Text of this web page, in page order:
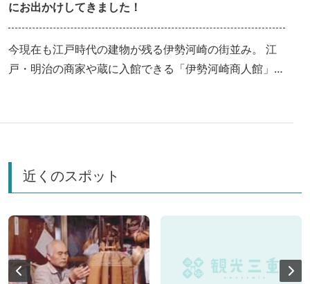
にお出かけしてきました！
今現在も江戸時代の建物が残る伊勢河崎の街並み。 江
戸・明治の商家や蔵に入館できる「伊勢河崎商人館」。
きました！
近くのスポット